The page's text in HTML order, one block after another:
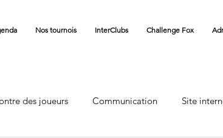
Nos tournois InterClubs Challenge Fox
des joueurs Communication Site